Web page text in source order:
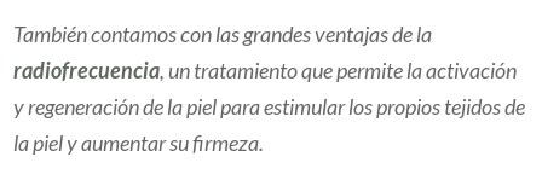
También contamos con las grandes ventajas de la
radiofrecuencia, un tratamiento que permite la activación
y regeneración de la piel para estimular los propios tejidos de
la piel y aumentar su firmeza.